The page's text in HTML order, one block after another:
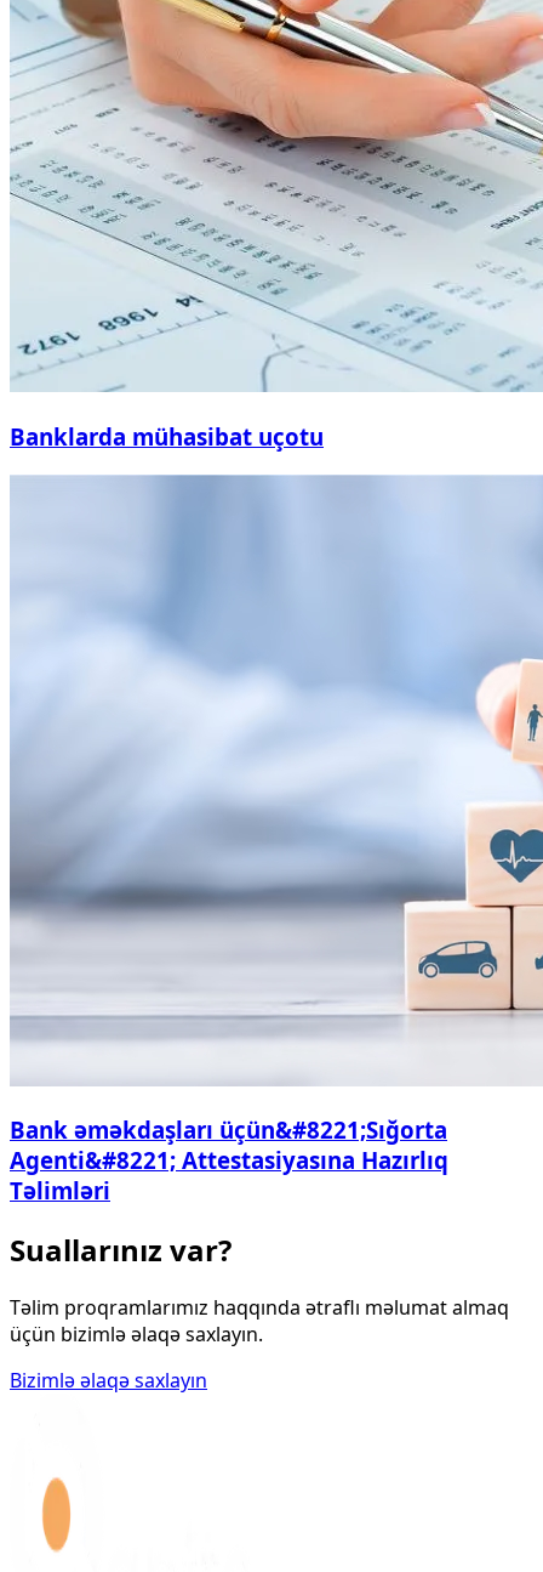
Banklarda mühasibat uçotu
Bank əməkdaşları üçün&#8221;Sığorta
Agenti&#8221; Attestasiyasına Hazırlıq
Təlimləri
Suallarınız var?
Təlim proqramlarımız haqqında ətraflı məlumat almaq
üçün bizimlə əlaqə saxlayın.
Bizimlə əlaqə saxlayın